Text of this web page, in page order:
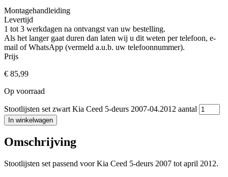
Montagehandleiding
Levertijd
1 tot 3 werkdagen na ontvangst van uw bestelling.
Als het langer gaat duren dan laten wij u dit weten per telefoon, e-
mail of WhatsApp (vermeld a.u.b. uw telefoonnummer).
Prijs
€ 85,99
Op voorraad
Stootlijsten set zwart Kia Ceed 5-deurs 2007-04.2012 aantal
In winkelwagen
Omschrijving
Stootlijsten set passend voor Kia Ceed 5-deurs 2007 tot april 2012.